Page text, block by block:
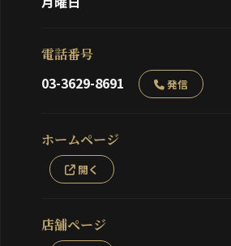
電話番号
03-3629-8691 発信
ホームページ
開く
店舗ページ